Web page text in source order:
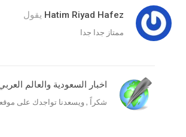
Hatim Riyad Hafez يقول
ممتاز جدا جدا
اخبار السعودية والعالم
شكراً , ويسعدنا تواجدك على